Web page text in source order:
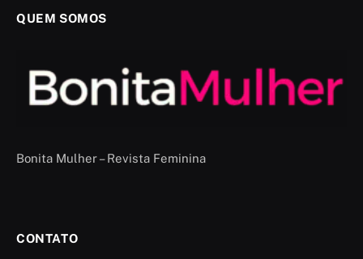
QUEM SOMOS
Bonita Mulher – Revista Feminina
CONTATO